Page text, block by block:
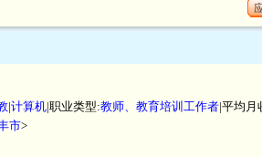
|计算机|职业类型:教师、教育培训工作者|平均月
市>